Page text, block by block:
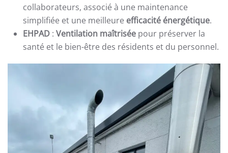
collaborateurs, associé à une maintenance
simplifiée et une meilleure efficacité énergétique.
EHPAD : Ventilation maîtrisée pour préserver la
santé et le bien-être des résidents et du personnel.